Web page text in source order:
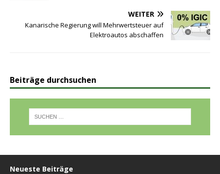
WEITER
Kanarische Regierung will Mehrwertsteuer auf
Elektroautos abschaffen
Beiträge durchsuchen
Neueste Beiträge